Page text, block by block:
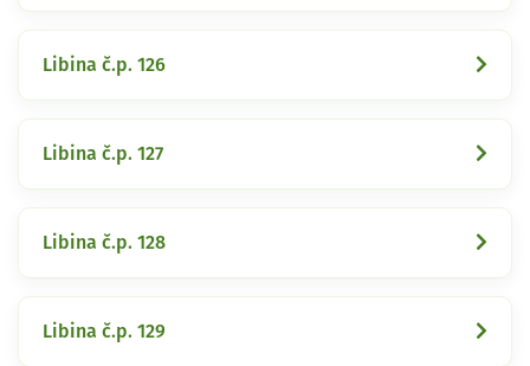
Libina č.p. 126
Libina č.p. 127
Libina č.p. 128
Libina č.p. 129